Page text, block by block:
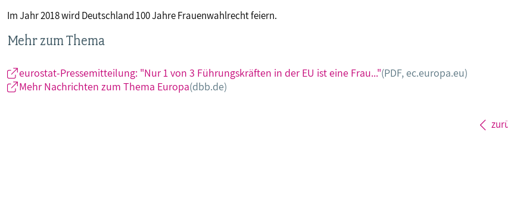
Im Jahr 2018 wird Deutschland 100 Jahre Frauenwahlrecht feiern.
Mehr zum Thema
eurostat-Pressemitteilung: "Nur 1 von 3 Führungskräften in der EU ist eine Frau..."(PDF, ec.europa.eu)
Mehr Nachrichten zum Thema Europa(dbb.de)